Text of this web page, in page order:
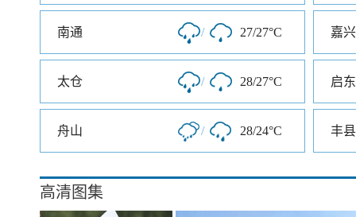
南通 / 27/27°C 嘉兴
太仓 / 28/27°C 启东
舟山 / 28/24°C 丰县
高清图集